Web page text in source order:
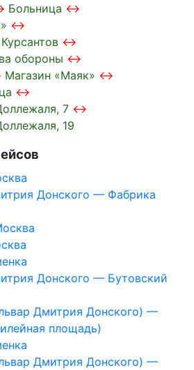
Больница
обороны
Магазин «Маяк»
7
19
Донского — Фабрика
Донского — Бутовский
Дмитрия Донского) —
площадь)
Дмитрия Донского) —